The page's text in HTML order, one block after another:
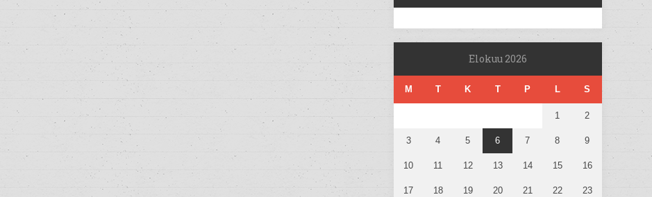
Elokuu 2026
M T K T P L S
1 2
3 4 5 6 7 8 9
10 11 12 13 14 15 16
17 18 19 20 21 22 23